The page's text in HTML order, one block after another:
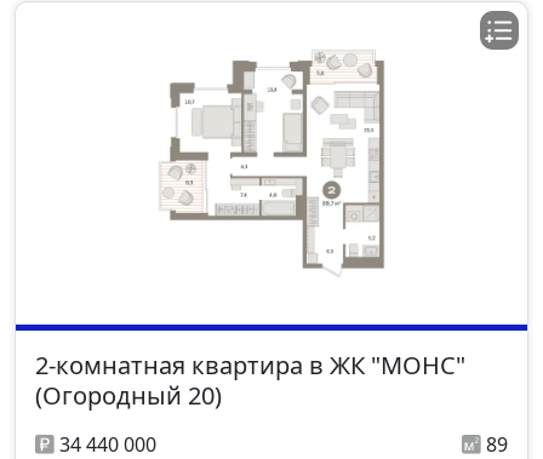
2-комнатная квартира в ЖК "МОНС"
(Огородный 20)
34 440 000
89